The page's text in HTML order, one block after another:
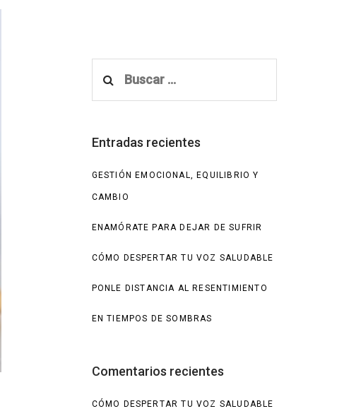
Entradas recientes
GESTIÓN EMOCIONAL, EQUILIBRIO Y
CAMBIO
ENAMÓRATE PARA DEJAR DE SUFRIR
CÓMO DESPERTAR TU VOZ SALUDABLE
PONLE DISTANCIA AL RESENTIMIENTO
EN TIEMPOS DE SOMBRAS
Comentarios recientes
CÓMO DESPERTAR TU VOZ SALUDABLE